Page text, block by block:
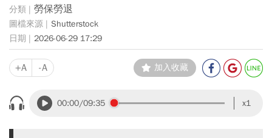
勞保勞退
Shutterstock
2026-06-29 17:29
+A -A 加入收藏
00:00/09:35 x1